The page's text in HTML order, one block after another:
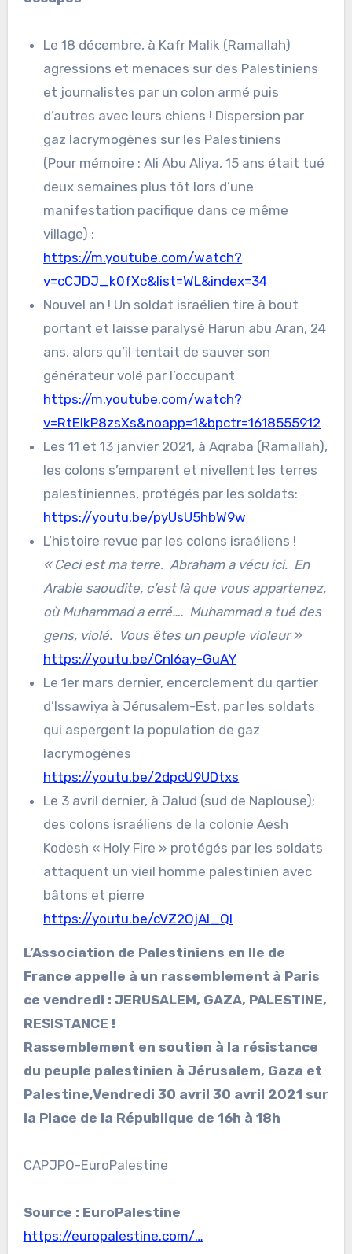
Le 18 décembre, à Kafr Malik (Ramallah)
agressions et menaces sur des Palestiniens
et journalistes par un colon armé puis
d’autres avec leurs chiens ! Dispersion par
gaz lacrymogènes sur les Palestiniens
(Pour mémoire : Ali Abu Aliya, 15 ans était tué
deux semaines plus tôt lors d’une
manifestation pacifique dans ce même
village) :
https://m.youtube.com/watch?
v=cCJDJ_k0fXc&list=WL&index=34
Nouvel an ! Un soldat israélien tire à bout
portant et laisse paralysé Harun abu Aran, 24
ans, alors qu’il tentait de sauver son
générateur volé par l’occupant
https://m.youtube.com/watch?
v=RtElkP8zsXs&noapp=1&bpctr=1618555912
Les 11 et 13 janvier 2021, à Aqraba (Ramallah),
les colons s’emparent et nivellent les terres
palestiniennes, protégés par les soldats:
https://youtu.be/pyUsU5hbW9w
L’histoire revue par les colons israéliens !
« Ceci est ma terre. Abraham a vécu ici. En
Arabie saoudite, c’est là que vous appartenez,
où Muhammad a erré…. Muhammad a tué des
gens, violé. Vous êtes un peuple violeur »
https://youtu.be/Cnl6ay-GuAY
Le 1er mars dernier, encerclement du qartier
d’Issawiya à Jérusalem-Est, par les soldats
qui aspergent la population de gaz
lacrymogènes
https://youtu.be/2dpcU9UDtxs
Le 3 avril dernier, à Jalud (sud de Naplouse);
des colons israéliens de la colonie Aesh
Kodesh « Holy Fire » protégés par les soldats
attaquent un vieil homme palestinien avec
bâtons et pierre
https://youtu.be/cVZ2OjAI_QI
L’Association de Palestiniens en Ile de
France appelle à un rassemblement à Paris
ce vendredi : JERUSALEM, GAZA, PALESTINE,
RESISTANCE !
Rassemblement en soutien à la résistance
du peuple palestinien à Jérusalem, Gaza et
Palestine,Vendredi 30 avril 30 avril 2021 sur
la Place de la République de 16h à 18h
CAPJPO-EuroPalestine
Source : EuroPalestine
https://europalestine.com/…